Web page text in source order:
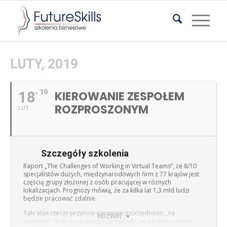
LUTY, 2019
18
LUT
19
KIEROWANIE ZESPOŁEM
ROZPROSZONYM
ROZWIŃ
Szczegóły szkolenia
Raport „The Challenges of Working in Virtual Teams”, że 8/10
specjalistów dużych, międzynarodowych firm z 77 krajów jest
częścią grupy złożonej z osób pracującej w różnych
lokalizacjach. Prognozy mówią, że za kilka lat 1,3 mld ludzi
będzie pracować zdalnie.
Taki stan rzeczy przynosi ogromne oszczędności „na
papierze”, jednak nie zawsze przekłada się na realne wyniki